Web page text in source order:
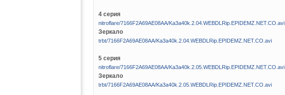
4 серия
nitroflare/7166F2A69AE08AA/Ka3a40k.2.04.WEBDLRip.EPIDEMZ.NET.CO.avi
Зеркало
trbt/7166F2A69AE08AA/Ka3a40k.2.04.WEBDLRip.EPIDEMZ.NET.CO.avi
5 серия
nitroflare/7166F2A69AE08AA/Ka3a40k.2.05.WEBDLRip.EPIDEMZ.NET.CO.avi
Зеркало
trbt/7166F2A69AE08AA/Ka3a40k.2.05.WEBDLRip.EPIDEMZ.NET.CO.avi